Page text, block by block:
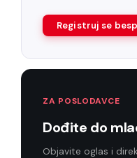
Registruj se
ZA POSLODAVCE
Dođite do
Objavite oglas i